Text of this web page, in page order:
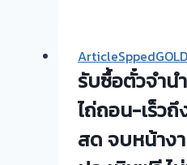
ซื้อ
ตั๋ว
จำนำ
ทอง
เมืองทอ
ธานี
จำนำ
|
ทอง
เพชร
รับซื้อตั๋วจำน
ไถ่ถอน-เร็วถึ
สด จบหน้าง